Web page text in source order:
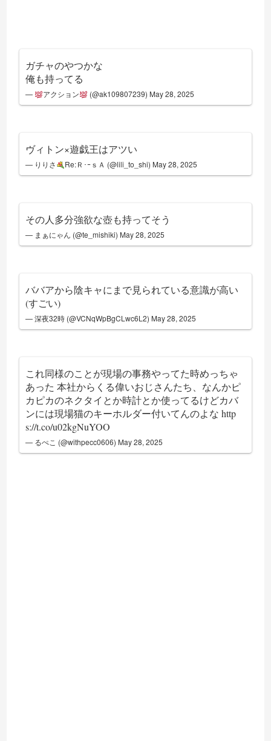
ガチャのやつかな
俺も持ってる
— アクション (@ak109807239) May 28, 2025
ヴィトン×遊戯王はアツい
— りりさ Re:Ｒ･ｰｓＡ (@lili_to_shi) May 28, 2025
その人多分強欲な壺も持ってそう
— まぁにゃん (@te_mishiki) May 28, 2025
ババアから陰キャにまで見られている意識が高い
(すごい)
— 深夜32時 (@VCNqWpBgCLwc6L2) May 28, 2025
これ同様のことが現場の事務やってた時めっちゃ
あった 本社からくる偉いおじさんたち、なんかピ
カピカのネクタイとか時計とか使ってるけどカバ
ンには現場猫のキーホルダー付いてんのよなhttp
s://t.co/u02kgNuYOO
— るぺこ (@withpecc0606) May 28, 2025